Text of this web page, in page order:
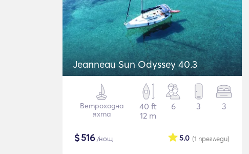
Jeanneau Sun Odyssey 40.3
Ветроходна
яхта
40 ft
12 m
6 3 3
$516/нощ (1 прегледи)
5.0